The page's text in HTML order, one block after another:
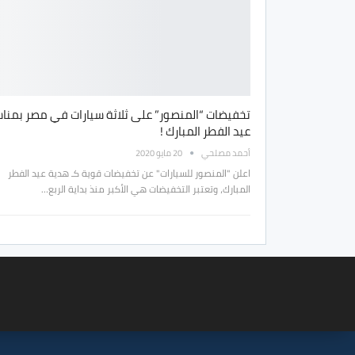
تخفيضات “المنصور” على ثلاثة سيارات في مصر
عيد الفطر المبارك !
أحمد مصلحي 20 مايو 2020
اعلن "المنصور للسيارات" عن تخفيضات قوية كـ هدية عيد الفطر
المبارك، وتعتبر التخفيضات هي الأكبر منذ بداية الربع…